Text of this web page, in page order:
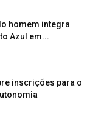
homem integra
Azul em...
inscrições para o